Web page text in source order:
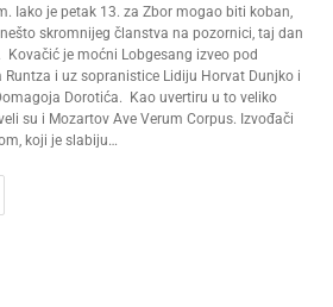
Iako je petak 13. za Zbor mogao biti koban,
skromnijeg članstva na pozornici, taj dan
je moćni Lobgesang izveo pod
i uz sopranistice Lidiju Horvat Dunjko i
Dorotića. Kao uvertiru u to veliko
su i Mozartov Ave Verum Corpus. Izvođači
koji je slabiju…